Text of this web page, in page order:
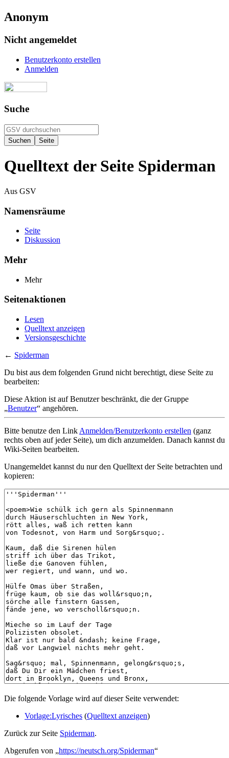
Anonym
Nicht angemeldet
Benutzerkonto erstellen
Anmelden
Suche
Quelltext der Seite Spiderman
Aus GSV
Namensräume
Seite
Diskussion
Mehr
Mehr
Seitenaktionen
Lesen
Quelltext anzeigen
Versionsgeschichte
← Spiderman
Du bist aus dem folgenden Grund nicht berechtigt, diese Seite zu
bearbeiten:
Diese Aktion ist auf Benutzer beschränkt, die der Gruppe
„Benutzer“ angehören.
Bitte benutze den Link Anmelden/Benutzerkonto erstellen (ganz
rechts oben auf jeder Seite), um dich anzumelden. Danach kannst du
Wiki-Seiten bearbeiten.
Unangemeldet kannst du nur den Quelltext der Seite betrachten und
kopieren:
Die folgende Vorlage wird auf dieser Seite verwendet:
Vorlage:Lyrisches (Quelltext anzeigen)
Zurück zur Seite Spiderman.
Abgerufen von „https://neutsch.org/Spiderman“